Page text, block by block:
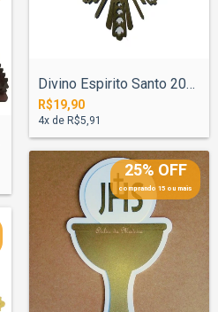
Divino Espirito Santo 20cm Nº4 Pintado
R$19,90
4x de R$5,91
25% OFF
comprando 15 ou mais